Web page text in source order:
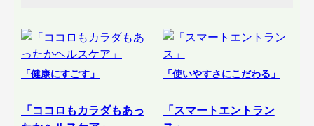
「健康にすごす」
「ココロもカラダもあっ
「使いやすさにこだわる」
「スマートエントラン